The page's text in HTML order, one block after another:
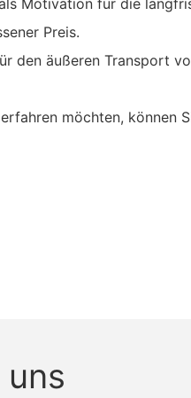
Motivation für die
Preis.
den äußeren Transport
möchten, können